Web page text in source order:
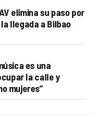
elimina su paso por
llegada a Bilbao
es una
la calle y
mujeres”